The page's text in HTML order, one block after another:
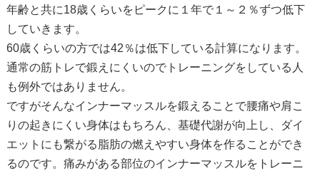
年齢と共に18歳くらいをピークに１年で１～２％ずつ低下
していきます。
60歳くらいの方では42％は低下している計算になります。
通常の筋トレで鍛えにくいのでトレーニングをしている人
も例外ではありません。
ですがそんなインナーマッスルを鍛えることで腰痛や肩こ
りの起きにくい身体はもちろん、基礎代謝が向上し、ダイ
エットにも繋がる脂肪の燃えやすい身体を作ることができ
るのです。痛みがある部位のインナーマッスルをトレーニ